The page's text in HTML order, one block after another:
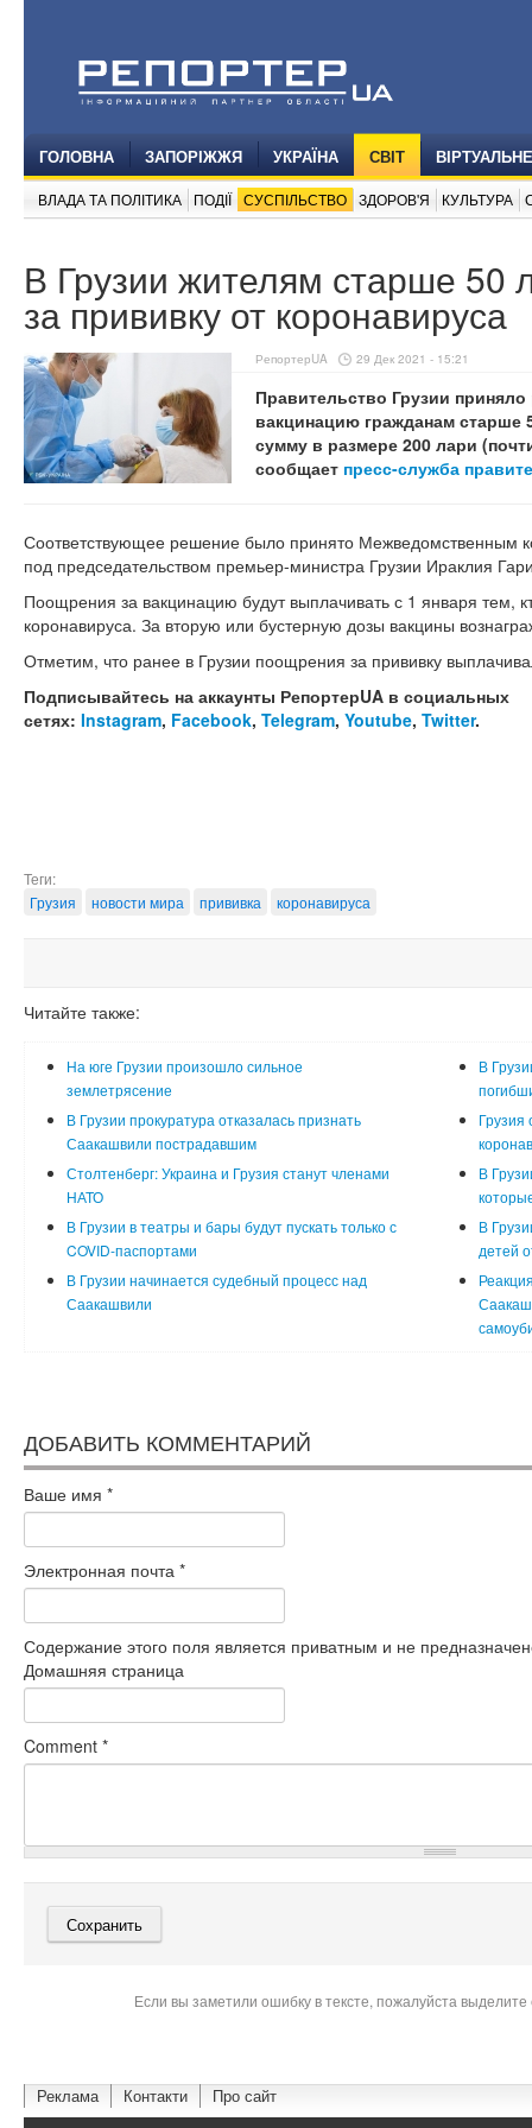
ГОЛОВНА ЗАПОРІЖЖЯ УКРАЇНА СВІТ
ВЛАДА ТА ПОЛІТИКА ПОДІЇ СУСПІЛЬСТВО ЗДОРОВ'Я КУЛЬТУРА
В Грузии жителям старше 50
за прививку от коронавируса
РепортерUA 29 Дек 2021 - 15:21
Правительство Грузии
вакцинацию гражданам старше
сумму в размере 200 лари
сообщает пресс-служба
Соответствующее решение было принято Межведомственным
под председательством премьер-министра Грузии Ираклия
Поощрения за вакцинацию будут выплачивать с 1 января тем,
коронавируса. За вторую или бустерную дозы вакцины
Отметим, что ранее в Грузии поощрения за прививку
Подписывайтесь на аккаунты РепортерUA в социальных
сетях: Instagram, Facebook, Telegram, Youtube, Twitter.
Теги:
Грузия
новости мира прививка коронавируса
Читайте также:
На юге Грузии произошло сильное
землетрясение
В
В Грузии прокуратура отказалась признать
Саакашвили пострадавшим
Грузия
Столтенберг: Украина и Грузия станут членами
НАТО
В
В Грузии в театры и бары будут пускать только с
COVID-паспортами
В
детей
В Грузии начинается судебный процесс над
Саакашвили
ДОБАВИТЬ КОММЕНТАРИЙ
Ваше имя *
Электронная почта *
Содержание этого поля является приватным и не
Домашняя страница
Comment *
Если вы заметили ошибку в тексте, пожалуйста
Реклама Контакти Про сайт